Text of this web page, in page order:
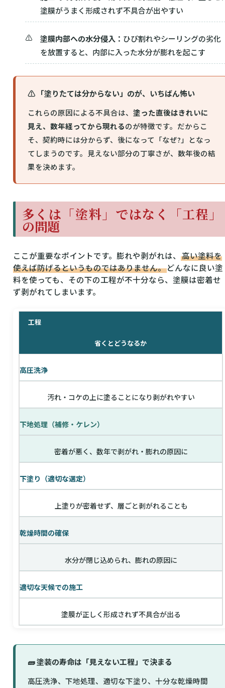
塗膜がうまく形成されず不具合が出やすい
塗膜内部への水分侵入： ひび割れやシーリングの劣化
を放置すると、内部に入った水分が膨れを起こす
⚠ 「塗りたては分からない」のが、いちばん怖い
これらの原因による不具合は、 塗った直後はきれいに
見え、数年経ってから現れるのが特徴です。だからこ
そ、契約時には分からず、後になって「なぜ?」となっ
てしまうのです。見えない部分の丁寧さが、数年後の結
果を決めます。
多くは「塗料」ではなく「工程」
の問題
ここが重要なポイントです。膨れや剥がれは、 高い塗料を
使えば防げるというものではありません。どんなに良い塗
料を使っても、その下の工程が不十分なら、塗膜は密着せ
ず剥がれてしまいます。
工程
省くとどうなるか
高圧洗浄
汚れ・コケの上に塗ることになり剥がれやすい
下地処理（補修・ケレン）
密着が悪く、数年で剥がれ・膨れの原因に
下塗り（適切な選定）
上塗りが密着せず、層ごと剥がれることも
乾燥時間の確保
水分が閉じ込められ、膨れの原因に
適切な天候での施工
塗膜が正しく形成されず不具合が出る
🧱 塗装の寿命は「見えない工程」で決まる
高圧洗浄、下地処理、適切な下塗り、十分な乾燥時間